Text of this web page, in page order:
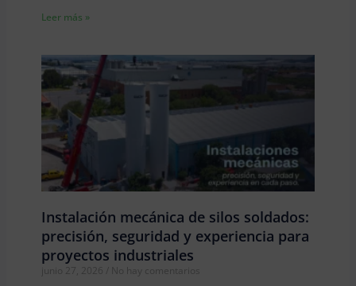
Leer más »
Instalación mecánica de silos soldados:
precisión, seguridad y experiencia para
proyectos industriales
junio 27, 2026 No hay comentarios